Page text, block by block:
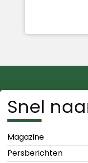
Snel
Magazine
Persberichten